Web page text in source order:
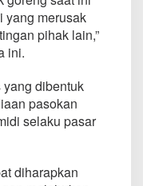
yang merusak
pihak lain,”
ini.
dibentuk
pasokan
selaku pasar
diharapkan